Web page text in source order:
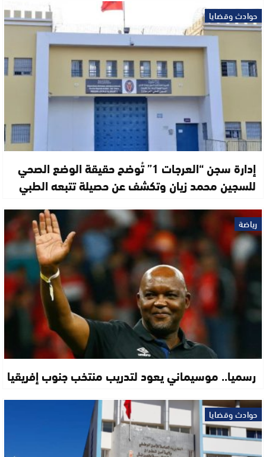
حوادث وقضايا
إدارة سجن “العرجات 1” تُوضح حقيقة الوضع الصحي
للسجين محمد زيان وتكشف عن حصيلة تتبعه الطبي
رياضة
رسميا.. موسيماني يعود لتدريب منتخب جنوب إفريقيا
حوادث وقضايا